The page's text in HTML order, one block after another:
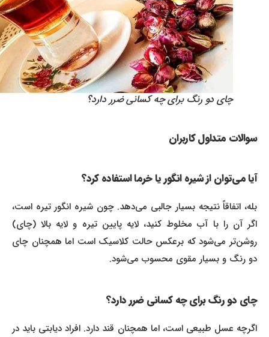
چای دو رنگ برای چه کسانی ضرر دارد؟
سوالات متداول کاربران
آیا می‌توان از شیره انگور یا خرما استفاده کرد؟
بله، اتفاقاً نتیجه بسیار جالبی می‌دهد. چون شیره انگور تیره است،
اگر آن را با آب مخلوط کنید، لایه پایین تیره و لایه بالا (چای)
روشن‌تر می‌شود که برعکس حالت کلاسیک است اما همچنان چای
دو رنگ و بسیار مقوی محسوب می‌شود.
چای دو رنگ برای چه کسانی ضرر دارد؟
اگرچه عسل طبیعی است، اما همچنان قند دارد. افراد دیابتی باید در